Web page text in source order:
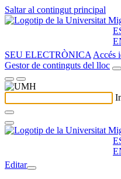
Saltar al contingut principal
SEU ELECTRÒNICA Accés
Gestor de continguts del lloc
Editar